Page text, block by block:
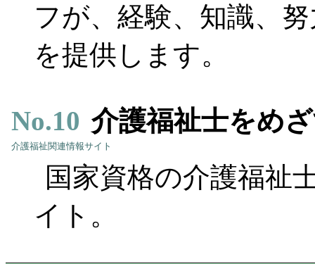
フが、経験、知識、
を提供します。
No.10 介護福祉士をめ
介護福祉関連情報サイト
国家資格の介護福祉
イト。